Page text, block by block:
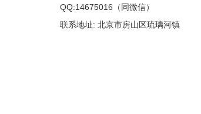
QQ:14675016（同微信）
联系地址: 北京市房山区琉璃河镇